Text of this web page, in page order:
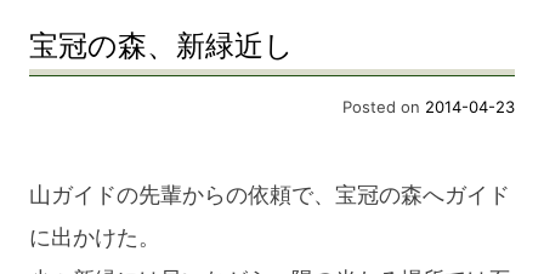
宝冠の森、新緑近し
Posted on 2014-04-23
山ガイドの先輩からの依頼で、宝冠の森へガイド
に出かけた。